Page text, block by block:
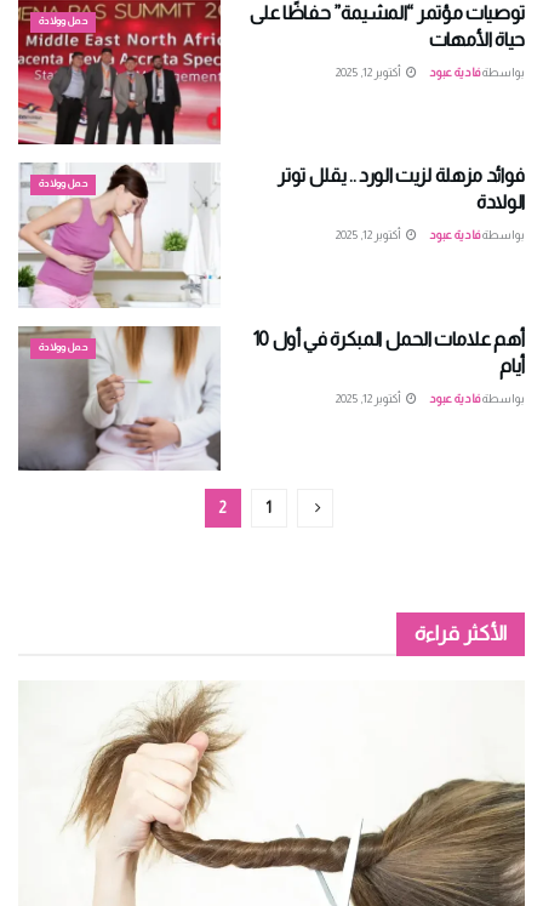
حمل وولادة
توصيات مؤتمر “المشيمة” حفاظًا على
حياة الأمهات
بواسطةفادية عبود أكتوبر 12, 2025
حمل وولادة
فوائد مزهلة لزيت الورد .. يقلل توتر
الولادة
بواسطةفادية عبود أكتوبر 12, 2025
حمل وولادة
أهم علامات الحمل المبكرة في أول 10
أيام
بواسطةفادية عبود أكتوبر 12, 2025
1
2
الأكثر قراءة